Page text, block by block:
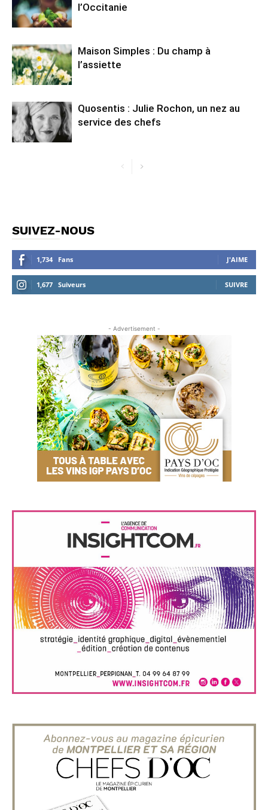
l’Occitanie
Maison Simples : Du champ à
l’assiette
Quosentis : Julie Rochon, un nez au
service des chefs
SUIVEZ-NOUS
1,734 Fans J'AIME
1,677 Suiveurs SUIVRE
- Advertisement -